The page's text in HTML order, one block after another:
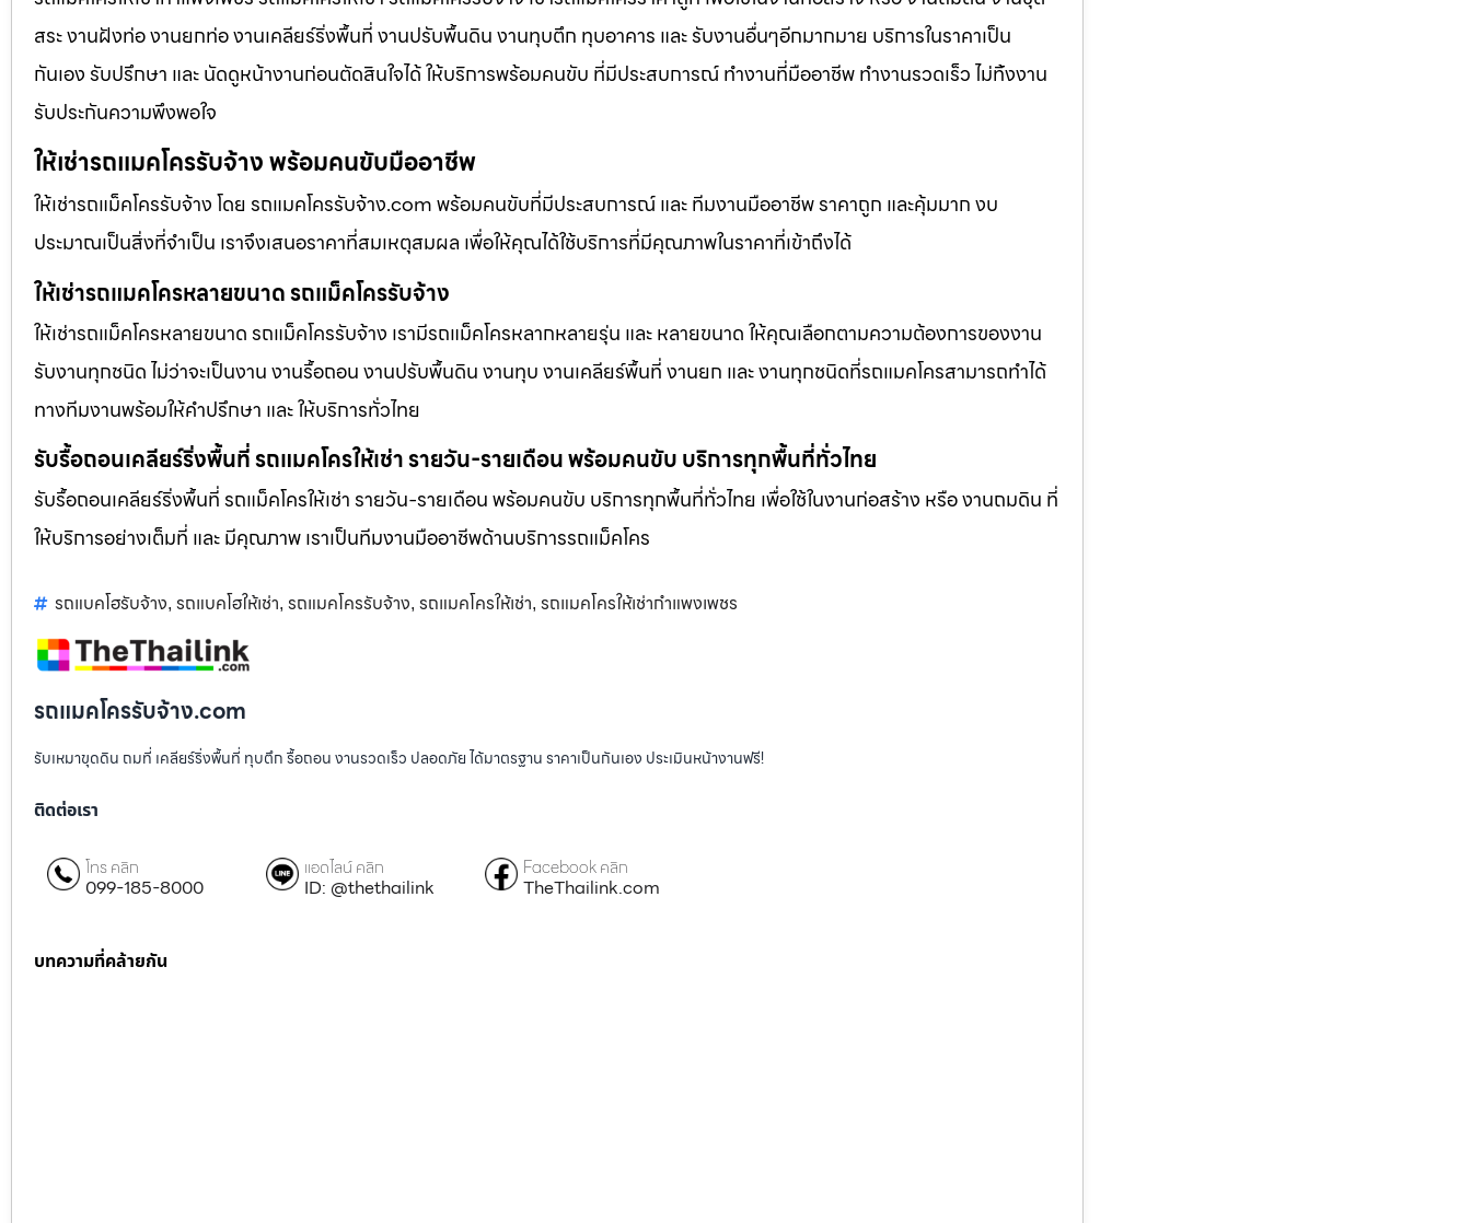
สระ งานฝังท่อ งานยกท่อ งานเคลียร์ริ่งพื้นที่ งานปรับพื้นดิน งานทุบตึก ทุบอาคาร และ รับงานอื่นๆอีกมากมาย บริการในราคาเป็น
กันเอง รับปรึกษา และ นัดดูหน้างานก่อนตัดสินใจได้ ให้บริการพร้อมคนขับ ที่มีประสบการณ์ ทำงานที่มืออาชีพ ทำงานรวดเร็ว ไม่ทิ้งงาน
รับประกันความพึงพอใจ
ให้เช่ารถแมคโครรับจ้าง พร้อมคนขับมืออาชีพ
ให้เช่ารถแม็คโครรับจ้าง โดย รถแมคโครรับจ้าง.com พร้อมคนขับที่มีประสบการณ์ และ ทีมงานมืออาชีพ ราคาถูก และคุ้มมาก งบ
ประมาณเป็นสิ่งที่จำเป็น เราจึงเสนอราคาที่สมเหตุสมผล เพื่อให้คุณได้ใช้บริการที่มีคุณภาพในราคาที่เข้าถึงได้
ให้เช่ารถแมคโครหลายขนาด รถแม็คโครรับจ้าง
ให้เช่ารถแม็คโครหลายขนาด รถแม็คโครรับจ้าง เรามีรถแม็คโครหลากหลายรุ่น และ หลายขนาด ให้คุณเลือกตามความต้องการของงาน
รับงานทุกชนิด ไม่ว่าจะเป็นงาน งานรื้อถอน งานปรับพื้นดิน งานทุบ งานเคลียร์พื้นที่ งานยก และ งานทุกชนิดที่รถแมคโครสามารถทำได้
ทางทีมงานพร้อมให้คำปรึกษา และ ให้บริการทั่วไทย
รับรื้อถอนเคลียร์ริ่งพื้นที่ รถแมคโครให้เช่า รายวัน-รายเดือน พร้อมคนขับ บริการทุกพื้นที่ทั่วไทย
รับรื้อถอนเคลียร์ริ่งพื้นที่ รถแม็คโครให้เช่า รายวัน-รายเดือน พร้อมคนขับ บริการทุกพื้นที่ทั่วไทย เพื่อใช้ในงานก่อสร้าง หรือ งานถมดิน ที่
ให้บริการอย่างเต็มที่ และ มีคุณภาพ เราเป็นทีมงานมืออาชีพด้านบริการรถแม็คโคร
รถแบคโฮรับจ้าง, รถแบคโฮให้เช่า, รถแมคโครรับจ้าง, รถแมคโครให้เช่า, รถแมคโครให้เช่ากำแพงเพชร
รถแมคโครรับจ้าง.com
รับเหมาขุดดิน ถมที่ เคลียร์ริ่งพื้นที่ ทุบตึก รื้อถอน งานรวดเร็ว ปลอดภัย ได้มาตรฐาน ราคาเป็นกันเอง ประเมินหน้างานฟรี!
ติดต่อเรา
โทร คลิก
099-185-8000
แอดไลน์ คลิก
ID: @thethailink
Facebook คลิก
TheThailink.com
บทความที่คล้ายกัน